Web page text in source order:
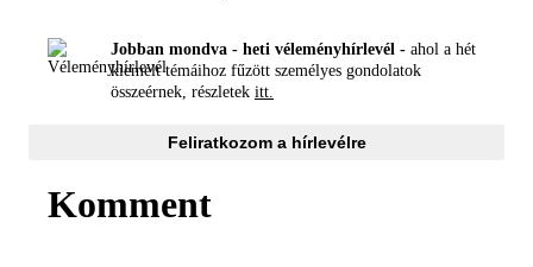
Jobban mondva - heti véleményhírlevél - ahol a hét
kiemelt témáihoz fűzött személyes gondolatok
összeérnek, részletek itt.
Feliratkozom a hírlevélre
Komment